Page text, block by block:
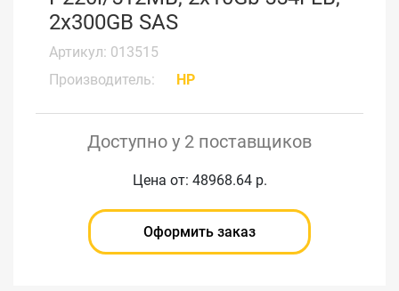
2x300GB SAS
Артикул: 013515
Производитель:
HP
Доступно у 2 поставщиков
Цена от: 48968.64 р.
Оформить заказ